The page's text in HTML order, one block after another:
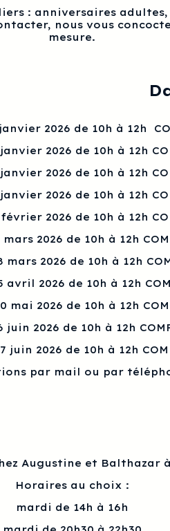
: anniversaires
nous vous
mesure.
2026 de 10h à 12h
2026 de 10h à 12h
2026 de 10h à 12h
2026 de 10h à 12h
2026 de 10h à 12h
2026 de 10h à 12h
mars 2026 de 10h à 12h
avril 2026 de 10h à 12h
mai 2026 de 10h à 12h
juin 2026 de 10h à 12h
juin 2026 de 10h à 12h
par mail ou par
Augustine et Balthazar
Horaires au choix :
mardi de 14h à 16h